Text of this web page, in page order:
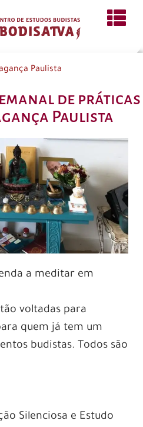
Paulista
de práticas
Paulista
a meditar em
voltadas para
quem já tem um
budistas. Todos são
Silenciosa e Estudo